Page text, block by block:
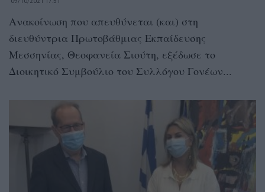
Ανακοίνωση που απευθύνεται (και) στη
διευθύντρια Πρωτοβάθμιας Εκπαίδευσης
Μεσσηνίας, Θεοφανεία Σιούτη, εξέδωσε το
Διοικητικό Συμβούλιο του Συλλόγου Γονέων...